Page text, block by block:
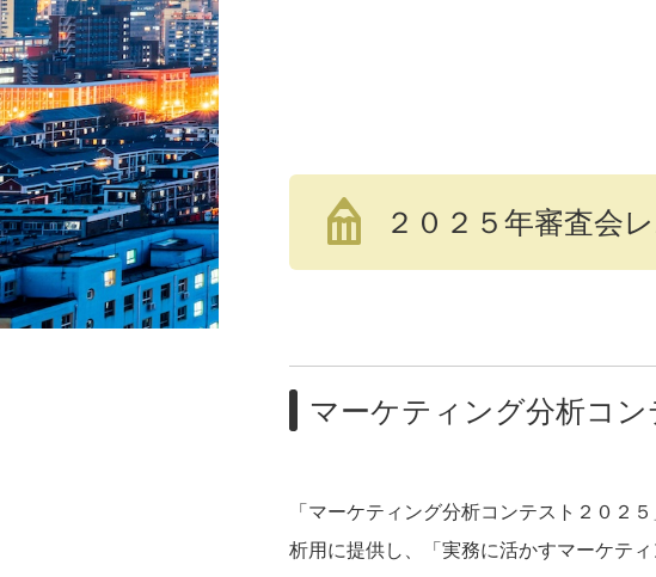
２０２５年審査会
マーケティング分析コ
「マーケティング分析コンテスト２０２
析用に提供し、「実務に活かすマーケテ